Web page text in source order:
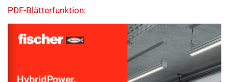
PDF-Blätterfunktion: